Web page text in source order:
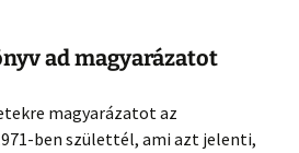
ad magyarázatot
magyarázatot az
ben születtél, ami azt jelenti,